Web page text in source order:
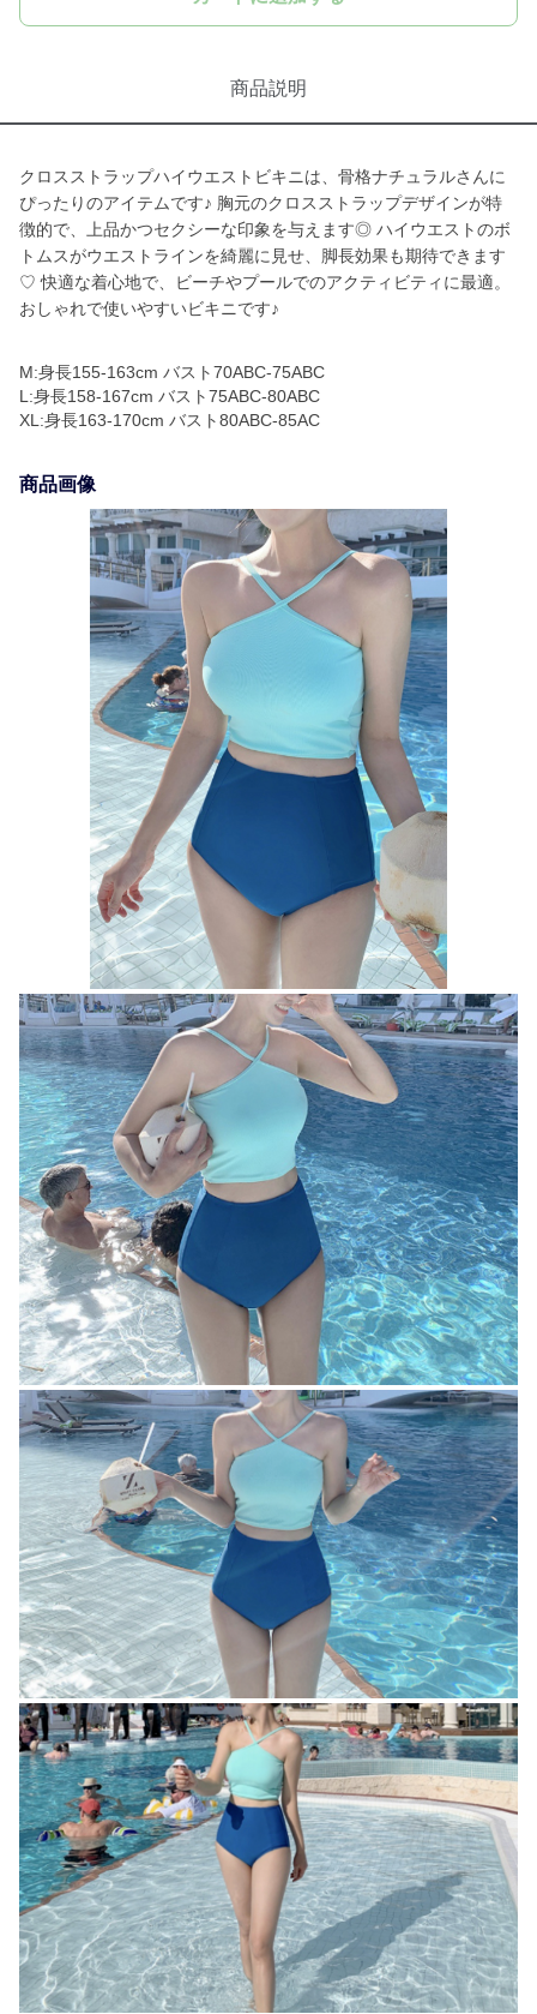
商品説明
クロスストラップハイウエストビキニは、骨格ナチュラルさんに
ぴったりのアイテムです♪ 胸元のクロスストラップデザインが特
徴的で、上品かつセクシーな印象を与えます◎ ハイウエストのボ
トムスがウエストラインを綺麗に見せ、脚長効果も期待できます
♡ 快適な着心地で、ビーチやプールでのアクティビティに最適。
おしゃれで使いやすいビキニです♪
M:身長155-163cm バスト70ABC-75ABC
L:身長158-167cm バスト75ABC-80ABC
XL:身長163-170cm バスト80ABC-85AC
商品画像